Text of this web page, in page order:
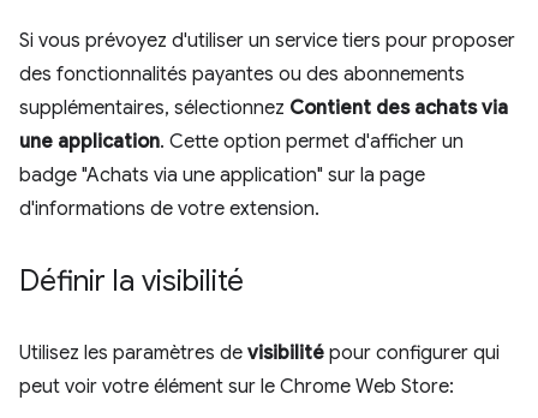
Si vous prévoyez d'utiliser un service tiers pour proposer
des fonctionnalités payantes ou des abonnements
supplémentaires, sélectionnez Contient des achats via
une application. Cette option permet d'afficher un
badge "Achats via une application" sur la page
d'informations de votre extension.
Définir la visibilité
Utilisez les paramètres de visibilité pour configurer qui
peut voir votre élément sur le Chrome Web Store: